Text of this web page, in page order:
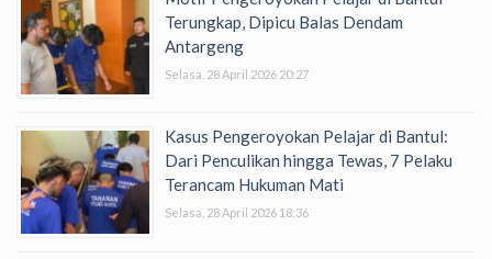
Terungkap, Dipicu Balas Dendam
Antargeng
Selasa, 28 April 2026 20:27
Kasus Pengeroyokan Pelajar di Bantul:
Dari Penculikan hingga Tewas, 7 Pelaku
Terancam Hukuman Mati
Selasa, 28 April 2026 18:36